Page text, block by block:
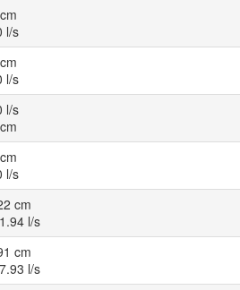
cm
l/s
cm
l/s
l/s
cm
cm
l/s
cm
l/s
cm
l/s